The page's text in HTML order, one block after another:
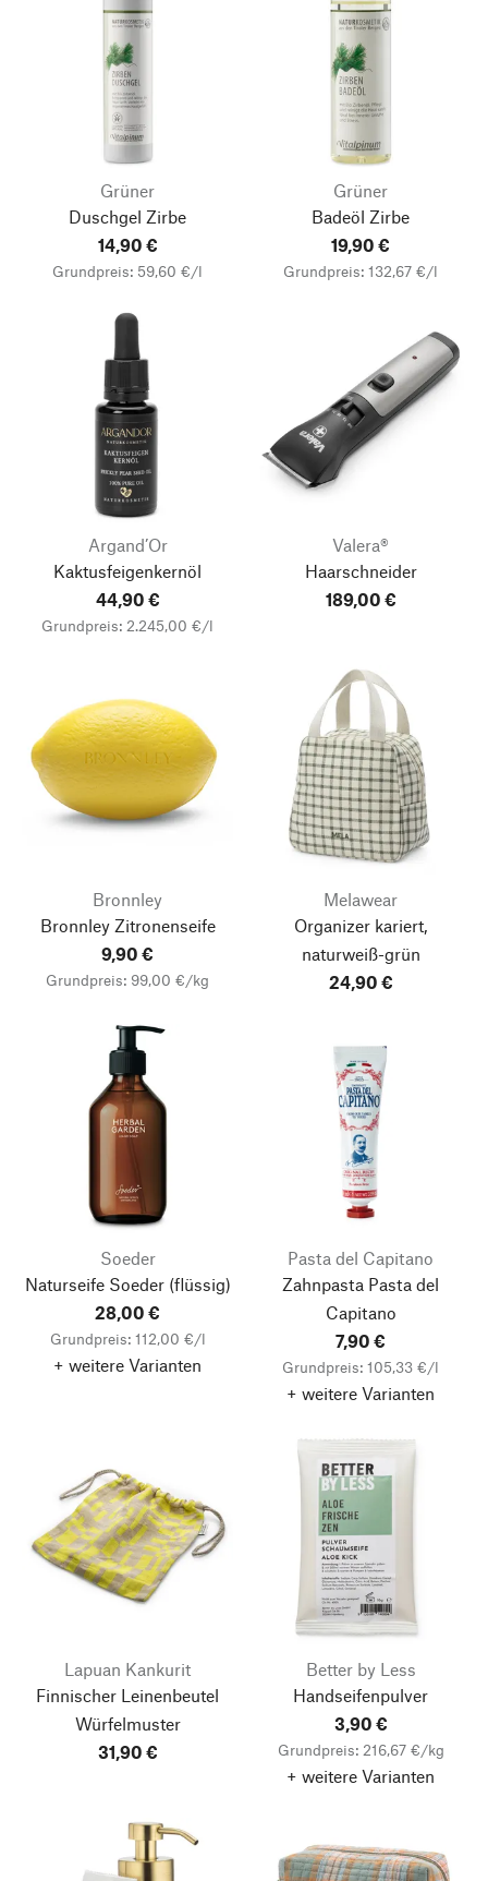
Grüner
Duschgel Zirbe
14,90 €
Grundpreis: 59,60 €/l
Grüner
Badeöl Zirbe
19,90 €
Grundpreis: 132,67 €/l
Argand’Or
Kaktusfeigenkernöl
44,90 €
Grundpreis: 2.245,00 €/l
Valera®
Haarschneider
189,00 €
Bronnley
Bronnley Zitronenseife
9,90 €
Grundpreis: 99,00 €/kg
Melawear
Organizer kariert,
naturweiß-grün
24,90 €
Soeder
Naturseife Soeder(flüssig)
28,00 €
Grundpreis: 112,00 €/l
+ weitere Varianten
Pasta del Capitano
Zahnpasta Pasta del
Capitano
7,90 €
Grundpreis: 105,33 €/l
+ weitere Varianten
Lapuan Kankurit
Finnischer Leinenbeutel
Würfelmuster
31,90 €
Better by Less
Handseifenpulver
3,90 €
Grundpreis: 216,67 €/kg
+ weitere Varianten